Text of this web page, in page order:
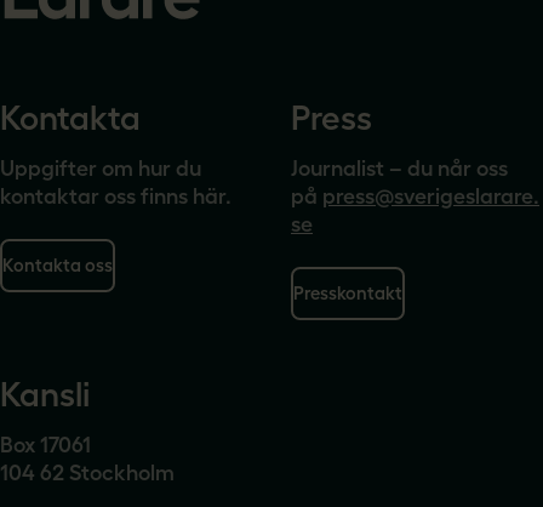
Kontakta
Uppgifter om hur du
kontaktar oss finns här.
Kontakta oss
Press
Journalist – du når oss
på press@sverigeslarare.
se
Presskontakt
Kansli
Box 17061
104 62 Stockholm